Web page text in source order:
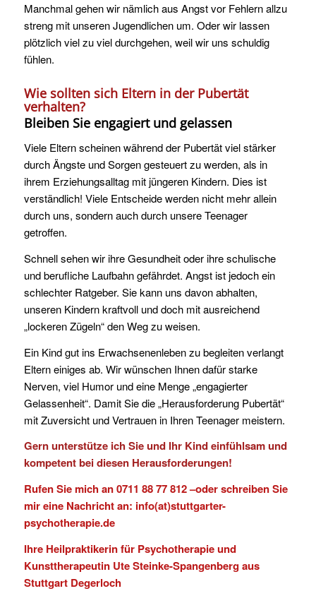
Manchmal gehen wir nämlich aus Angst vor Fehlern allzu
streng mit unseren Jugendlichen um. Oder wir lassen
plötzlich viel zu viel durchgehen, weil wir uns schuldig
fühlen.
Wie sollten sich Eltern in der Pubertät
verhalten?
Bleiben Sie engagiert und gelassen
Viele Eltern scheinen während der Pubertät viel stärker
durch Ängste und Sorgen gesteuert zu werden, als in
ihrem Erziehungsalltag mit jüngeren Kindern. Dies ist
verständlich! Viele Entscheide werden nicht mehr allein
durch uns, sondern auch durch unsere Teenager
getroffen.
Schnell sehen wir ihre Gesundheit oder ihre schulische
und berufliche Laufbahn gefährdet. Angst ist jedoch ein
schlechter Ratgeber. Sie kann uns davon abhalten,
unseren Kindern kraftvoll und doch mit ausreichend
„lockeren Zügeln“ den Weg zu weisen.
Ein Kind gut ins Erwachsenenleben zu begleiten verlangt
Eltern einiges ab. Wir wünschen Ihnen dafür starke
Nerven, viel Humor und eine Menge „engagierter
Gelassenheit“. Damit Sie die „Herausforderung Pubertät“
mit Zuversicht und Vertrauen in Ihren Teenager meistern.
Gern unterstütze ich Sie und Ihr Kind einfühlsam und
kompetent bei diesen Herausforderungen!
Rufen Sie mich an 0711 88 77 812 –oder schreiben Sie
mir eine Nachricht an: info(at)stuttgarter-
psychotherapie.de
Ihre Heilpraktikerin für Psychotherapie und
Kunsttherapeutin Ute Steinke-Spangenberg aus
Stuttgart Degerloch